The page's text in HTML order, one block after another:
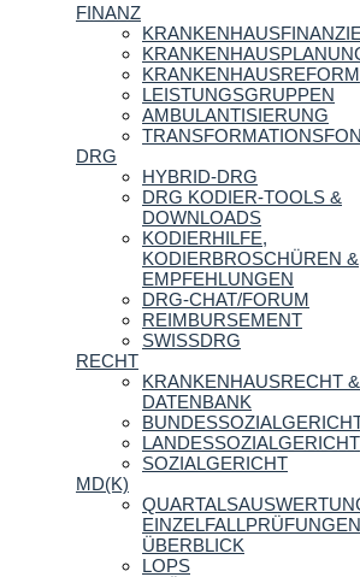
FINANZ
KRANKENHAUSREFORM
LEISTUNGSGRUPPEN
AMBULANTISIERUNG
DRG
HYBRID-DRG
DRG KODIER-TOOLS &
DOWNLOADS
KODIERHILFE,
KODIERBROSCHÜREN &
EMPFEHLUNGEN
DRG-CHAT/FORUM
REIMBURSEMENT
SWISSDRG
RECHT
KRANKENHAUSRECHT
DATENBANK
LANDESSOZIALGERICHT
SOZIALGERICHT
MD(K)
ÜBERBLICK
LOPS